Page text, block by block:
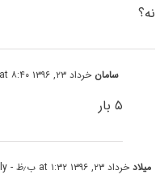
نه؟
سامان خرداد ۲۳, ۱۳۹۶ at ۸:۴۰ ب٫ظ
۵ بار
میلادخرداد ۲۳, ۱۳۹۶ at ۱:۳۲ ب٫ظ - Reply